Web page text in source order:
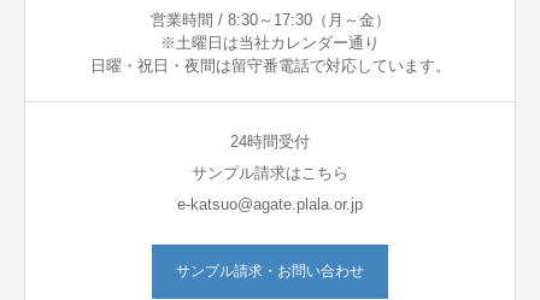
営業時間 / 8:30～17:30（月～金）
※土曜日は当社カレンダー通り
日曜・祝日・夜間は留守番電話で対応しています。
24時間受付
サンプル請求はこちら
e-katsuo@agate.plala.or.jp
サンプル請求・お問い合わせ